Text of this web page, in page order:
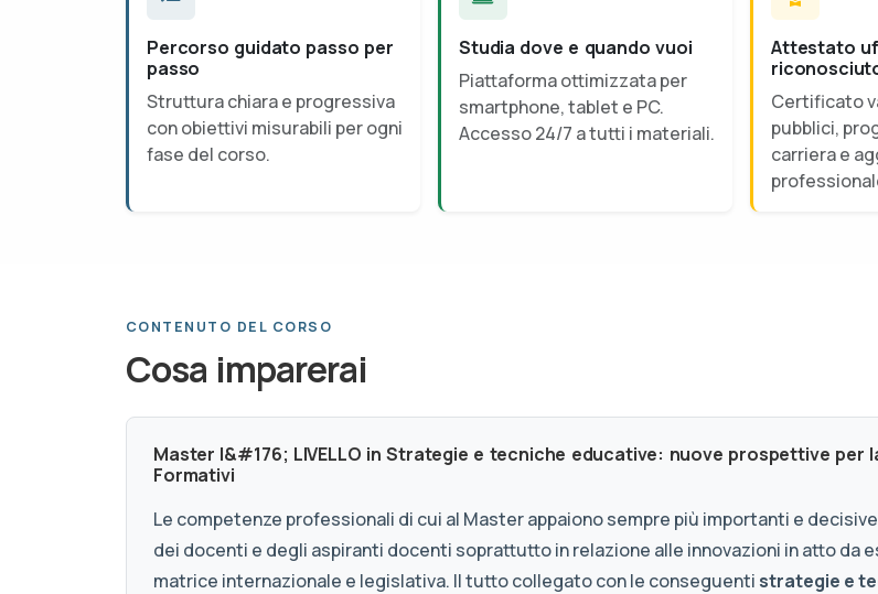
Percorso guidato passo per
passo
Struttura chiara e progressiva
con obiettivi misurabili per ogni
fase del corso.
Studia dove e quando vuoi
Piattaforma ottimizzata per
smartphone, tablet e PC.
Accesso 24/7 a tutti i materiali.
Attestato
Certificato
pubblici,
carriera e
CONTENUTO DEL CORSO
Cosa imparerai
Master I&#176; LIVELLO in Strategie e tecniche educative: nuove prospettive
Formativi
Le competenze professionali di cui al Master appaiono sempre più importanti e
dei docenti e degli aspiranti docenti soprattutto in relazione alle innovazioni in atto da
matrice internazionale e legislativa. Il tutto collegato con le conseguenti strategie e